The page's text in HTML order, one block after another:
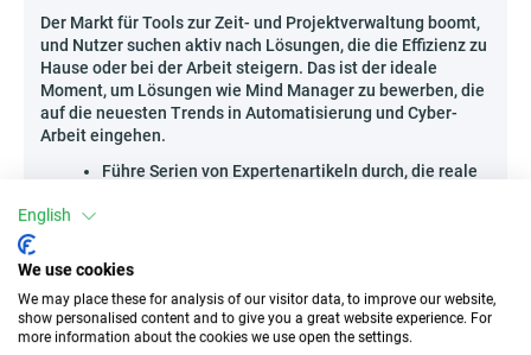
Der Markt für Tools zur Zeit- und Projektverwaltung boomt,
und Nutzer suchen aktiv nach Lösungen, die die Effizienz zu
Hause oder bei der Arbeit steigern. Das ist der ideale
Moment, um Lösungen wie Mind Manager zu bewerben, die
auf die neuesten Trends in Automatisierung und Cyber-
Arbeit eingehen.
Führe Serien von Expertenartikeln durch, die reale
gewinnen.
Erstelle Infografiken, die die Funktionen
verschiedener Aufgabenmanagement-Apps
vergleichen – visuelle Formate ziehen Personen
English
We use cookies
We may place these for analysis of our visitor data, to improve our website,
show personalised content and to give you a great website experience. For
more information about the cookies we use open the settings.